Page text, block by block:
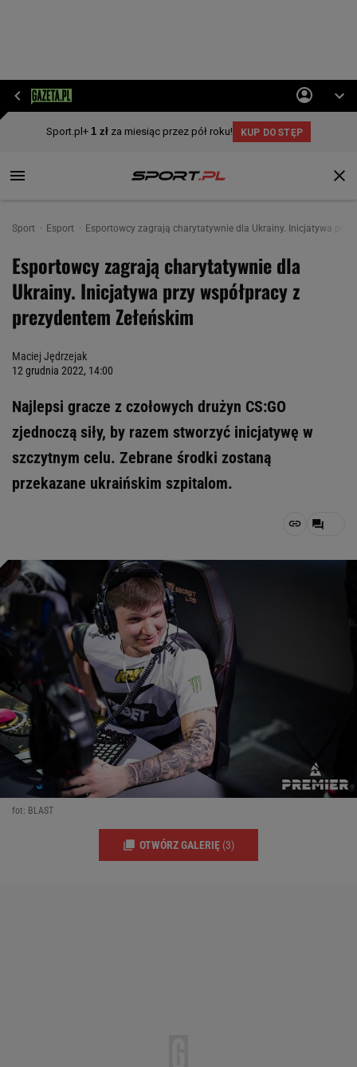
Sport Esport Esportowcy zagrają charytatywnie dla Ukrainy. Inicjatywa przy
Esportowcy zagrają charytatywnie dla
Ukrainy. Inicjatywa przy współpracy z
prezydentem Zełeńskim
Maciej Jędrzejak
12 grudnia 2022, 14:00
Najlepsi gracze z czołowych drużyn CS:GO
zjednoczą siły, by razem stworzyć inicjatywę w
szczytnym celu. Zebrane środki zostaną
przekazane ukraińskim szpitalom.
fot: BLAST
OTWÓRZ GALERIĘ (3)